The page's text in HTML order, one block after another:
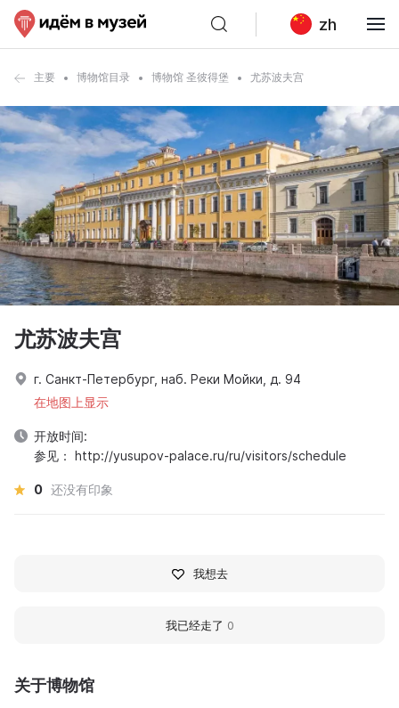
zh
主要 博物馆目录 博物馆 圣彼得堡 尤苏波夫宫
关于博物馆
尤苏波夫宫
г. Санкт-Петербург, наб. Реки Мойки, д. 94
在地图上显示
开放时间:
参见： http://yusupov-palace.ru/ru/visitors/schedule
0 还没有印象
我想去
我已经走了 0